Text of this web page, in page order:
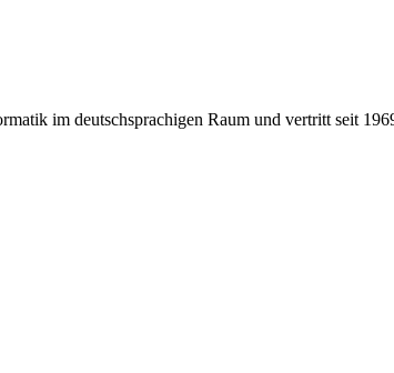
im deutschsprachigen Raum und vertritt seit